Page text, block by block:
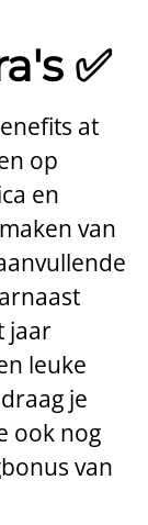
✅
at
op
en
van
jaar
leuke
je
ook nog
van